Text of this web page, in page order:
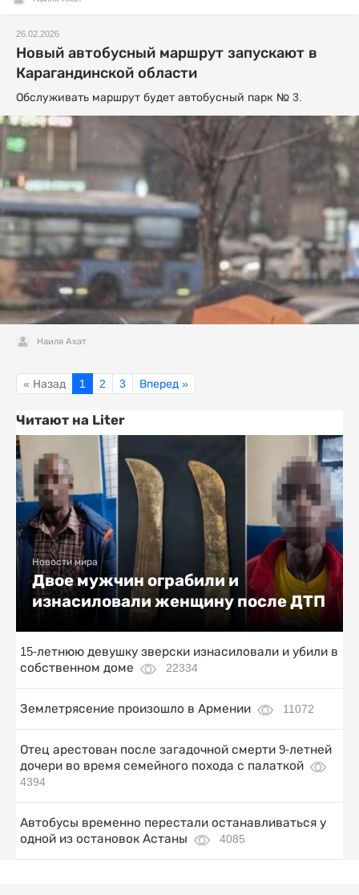
26.02.2026
Новый автобусный маршрут запускают в
Карагандинской области
Обслуживать маршрут будет автобусный парк № 3.
Наиля Ахат
« Назад 1 2 3 Вперед »
Читают на Liter
Новости мира
Двое мужчин ограбили и
изнасиловали женщину после ДТП
15-летнюю девушку зверски изнасиловали и убили в
собственном доме
22334
Землетрясение произошло в Армении 11072
Отец арестован после загадочной смерти 9-летней
дочери во время семейного похода с палаткой
4394
Автобусы временно перестали останавливаться у
одной из остановок Астаны
4085